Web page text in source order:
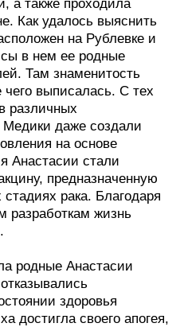
а также проходила
Как удалось выяснить
на Рублевке и
в нем ее родные
Там знаменитость
выписалась. С тех
различных
даже создали
на основе
Анастасии стали
предназначенную
рака. Благодаря
разработкам жизнь
родные Анастасии
здоровья
достигла своего апогея,